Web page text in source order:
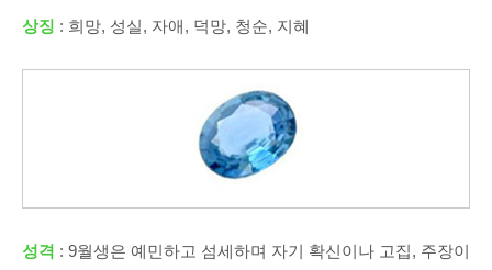
상징 : 희망, 성실, 자애, 덕망, 청순, 지혜
성격 : 9월생은 예민하고 섬세하며 자기 확신이나 고집, 주장이